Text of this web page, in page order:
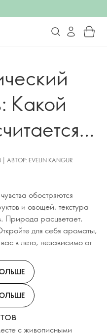
Какой
лета?
EVELIN KANGUR
обостряются
и овощей, текстура
Природа расцветает,
для себя ароматы,
в лето, независимо от
с живописными